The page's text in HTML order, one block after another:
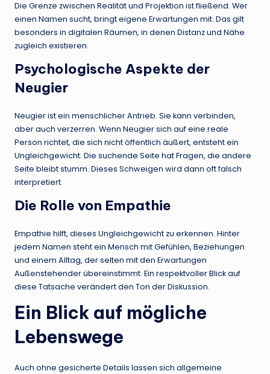
Die Grenze zwischen Realität und Projektion ist fließend. Wer
einen Namen sucht, bringt eigene Erwartungen mit. Das gilt
besonders in digitalen Räumen, in denen Distanz und Nähe
zugleich existieren.
Psychologische Aspekte der
Neugier
Neugier ist ein menschlicher Antrieb. Sie kann verbinden,
aber auch verzerren. Wenn Neugier sich auf eine reale
Person richtet, die sich nicht öffentlich äußert, entsteht ein
Ungleichgewicht. Die suchende Seite hat Fragen, die andere
Seite bleibt stumm. Dieses Schweigen wird dann oft falsch
interpretiert.
Die Rolle von Empathie
Empathie hilft, dieses Ungleichgewicht zu erkennen. Hinter
jedem Namen steht ein Mensch mit Gefühlen, Beziehungen
und einem Alltag, der selten mit den Erwartungen
Außenstehender übereinstimmt. Ein respektvoller Blick auf
diese Tatsache verändert den Ton der Diskussion.
Ein Blick auf mögliche
Lebenswege
Auch ohne gesicherte Details lassen sich allgemeine